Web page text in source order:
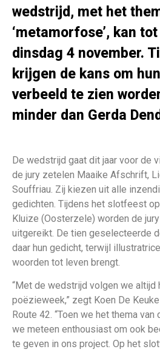
wedstrijd, met het
‘metamorfose’, kan
dinsdag 4 november.
krijgen de kans om
verbeeld te zien
minder dan Gerda
De wedstrijd gaat dit jaar voor de
de jury zetelen Maaike Afschrift,
Souffriau. Zij kiezen uit alle
gedichten. Tijdens het slotfeest
Kluize (Oosterzele) worden de
uitgereikt. De tien geselecteerde
daar hun gedicht, terwijl
woorden tot leven brengt.
“Met de wedstrijd volgen we altijd
poëzieweek,” zegt Koen De
Route 42. “Toen we het thema
we meteen enthousiast om ook
te geven in ons project. Op het